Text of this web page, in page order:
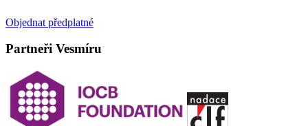
Objednat předplatné
Partneři Vesmíru